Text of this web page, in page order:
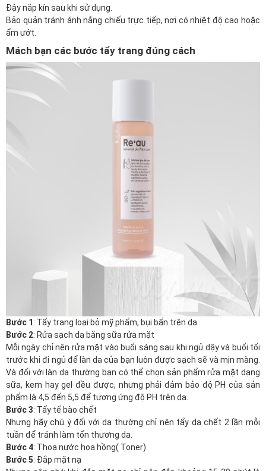
Đậy nắp kín sau khi sử dụng.
Bảo quản tránh ánh nắng chiếu trực tiếp, nơi có nhiệt độ cao hoặc
ẩm ướt.
Mách bạn các bước tẩy trang đúng cách
Bước 1 : Tẩy trang loại bỏ mỹ phẩm, bụi bẩn trên da
Bước 2: Rửa sạch da bằng sữa rửa mặt
Mỗi ngày chỉ nên rửa mặt vào buổi sáng sau khi ngủ dậy và buổi tối
trước khi đi ngủ để làn da của bạn luôn được sạch sẽ và mịn màng.
Và đối với làn da thường bạn có thể chọn sản phẩm rửa mặt dạng
sữa, kem hay gel đều được, nhưng phải đảm bảo độ PH của sản
phẩm là 4,5 đến 5,5 để tương ứng độ PH trên da.
Bước 3: Tẩy tế bào chết
Nhưng hãy chú ý đối với da thường chỉ nên tẩy da chết 2 lần mỗi
tuần để tránh làm tổn thương da.
Bước 4: Thoa nước hoa hồng( Toner)
Bước 5: Đắp mặt nạ